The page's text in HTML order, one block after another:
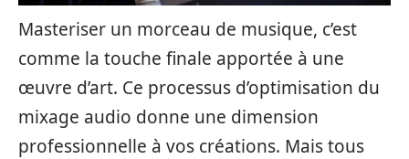
Masteriser un morceau de musique, c’est
comme la touche finale apportée à une
œuvre d’art. Ce processus d’optimisation du
mixage audio donne une dimension
professionnelle à vos créations. Mais tous